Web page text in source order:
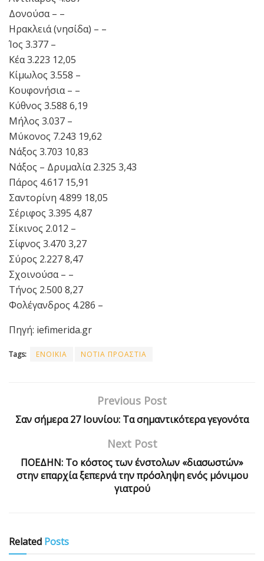
Δονούσα – –
Ηρακλειά (νησίδα) – –
Ίος 3.377 –
Κέα 3.223 12,05
Κίμωλος 3.558 –
Κουφονήσια – –
Κύθνος 3.588 6,19
Μήλος 3.037 –
Μύκονος 7.243 19,62
Νάξος 3.703 10,83
Νάξος – Δρυμαλία 2.325 3,43
Πάρος 4.617 15,91
Σαντορίνη 4.899 18,05
Σέριφος 3.395 4,87
Σίκινος 2.012 –
Σίφνος 3.470 3,27
Σύρος 2.227 8,47
Σχοινούσα – –
Τήνος 2.500 8,27
Φολέγανδρος 4.286 –
Πηγή: iefimerida.gr
Tags: ΕΝΟΙΚΙΑ ΝΟΤΙΑ ΠΡΟΑΣΤΙΑ
Previous Post
Σαν σήμερα 27 Ιουνίου: Τα σημαντικότερα γεγονότα
Next Post
ΠΟΕΔΗΝ: Το κόστος των ένστολων «διασωστών»
στην επαρχία ξεπερνά την πρόσληψη ενός μόνιμου
γιατρού
Related Posts